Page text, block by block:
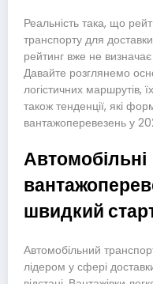
Реальність така, що
транспорту для
рейтинг вже не
Давайте розглянемо
логістичних маршрутів,
також тенденції, які
вантажоперевезень у
Автомобільні
швидкий
Автомобільний
лідером у сфері